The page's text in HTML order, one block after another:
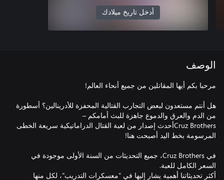
أدخل تاريخ ميلادك
الوصف
هل أنتم مستعدون لبعض التجارب القتالية المحفزة للأدرينالين؟ أسطورة
Cruz Brothersأحدث إصدار من لعبة القتال الدراماتيكية سريعة الخطى
في Cruz Brothers، جميع التحديثات من السنة الأولى موجودة في
أكثر تحديثاتنا أهمية يشار إليها في "معسكرات التدريب"، لكل منها